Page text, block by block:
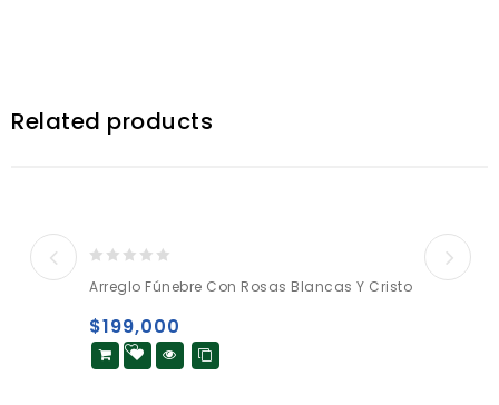
Related products
out
5
Arreglo Fúnebre Con Rosas Blancas Y Cristo
$199,000